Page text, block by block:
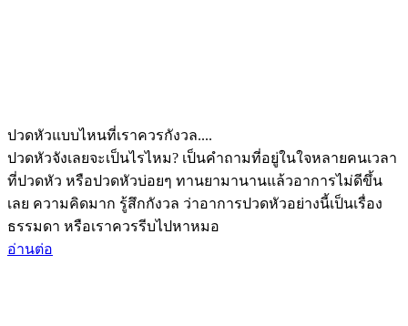
ปวดหัวแบบไหนที่เราควรกังวล....
ปวดหัวจังเลยจะเป็นไรไหม? เป็นคำถามที่อยู่ในใจหลายคนเวลา
ที่ปวดหัว หรือปวดหัวบ่อยๆ ทานยามานานแล้วอาการไม่ดีขึ้น
เลย ความคิดมาก รู้สึกกังวล ว่าอาการปวดหัวอย่างนี้เป็นเรื่อง
ธรรมดา หรือเราควรรีบไปหาหมอ
อ่านต่อ